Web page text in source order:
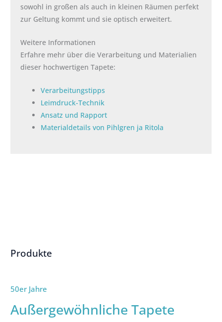
sowohl in großen als auch in kleinen Räumen perfekt
zur Geltung kommt und sie optisch erweitert.
Weitere Informationen
Erfahre mehr über die Verarbeitung und Materialien
dieser hochwertigen Tapete:
Verarbeitungstipps
Leimdruck-Technik
Ansatz und Rapport
Materialdetails von Pihlgren ja Ritola
Produkte
50er Jahre
Außergewöhnliche Tapete